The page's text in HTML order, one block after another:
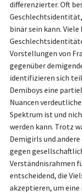
differenzierter. Oft
binär sein kann.
Vorstellungen von
gegenüber
identifizieren sich
Demiboys eine
Nuancen
Spektrum ist und
werden kann. Trotz
Demigirls und
gegen
Verständnisrahmen
entscheidend, die
akzeptieren, um eine